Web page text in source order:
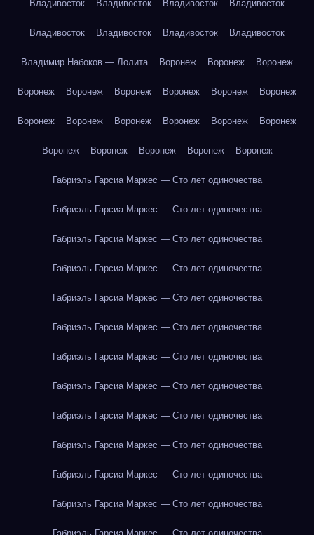
Владивосток Владивосток Владивосток Владивосток
Владивосток Владивосток Владивосток Владивосток
Владимир Набоков — Лолита Воронеж Воронеж Воронеж
Воронеж Воронеж Воронеж Воронеж Воронеж Воронеж
Воронеж Воронеж Воронеж Воронеж Воронеж Воронеж
Воронеж Воронеж Воронеж Воронеж Воронеж
Габриэль Гарсиа Маркес — Сто лет одиночества
Габриэль Гарсиа Маркес — Сто лет одиночества
Габриэль Гарсиа Маркес — Сто лет одиночества
Габриэль Гарсиа Маркес — Сто лет одиночества
Габриэль Гарсиа Маркес — Сто лет одиночества
Габриэль Гарсиа Маркес — Сто лет одиночества
Габриэль Гарсиа Маркес — Сто лет одиночества
Габриэль Гарсиа Маркес — Сто лет одиночества
Габриэль Гарсиа Маркес — Сто лет одиночества
Габриэль Гарсиа Маркес — Сто лет одиночества
Габриэль Гарсиа Маркес — Сто лет одиночества
Габриэль Гарсиа Маркес — Сто лет одиночества